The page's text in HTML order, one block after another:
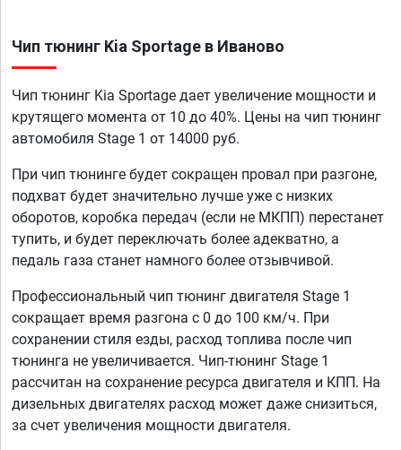
Чип тюнинг Kia Sportage в Иваново
Чип тюнинг Kia Sportage дает увеличение мощности и
крутящего момента от 10 до 40%. Цены на чип тюнинг
автомобиля Stage 1 от 14000 руб.
При чип тюнинге будет сокращен провал при разгоне,
подхват будет значительно лучше уже с низких
оборотов, коробка передач (если не МКПП) перестанет
тупить, и будет переключать более адекватно, а
педаль газа станет намного более отзывчивой.
Профессиональный чип тюнинг двигателя Stage 1
сокращает время разгона с 0 до 100 км/ч. При
сохранении стиля езды, расход топлива после чип
тюнинга не увеличивается. Чип-тюнинг Stage 1
рассчитан на сохранение ресурса двигателя и КПП. На
дизельных двигателях расход может даже снизиться,
за счет увеличения мощности двигателя.